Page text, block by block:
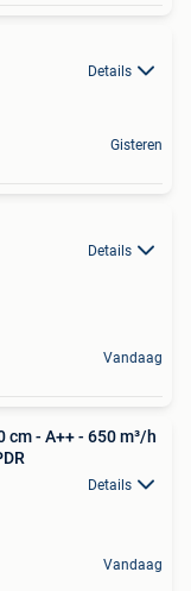
Details
Gisteren
Details
Vandaag
cm - A++ - 650 m³/h
Details
Vandaag